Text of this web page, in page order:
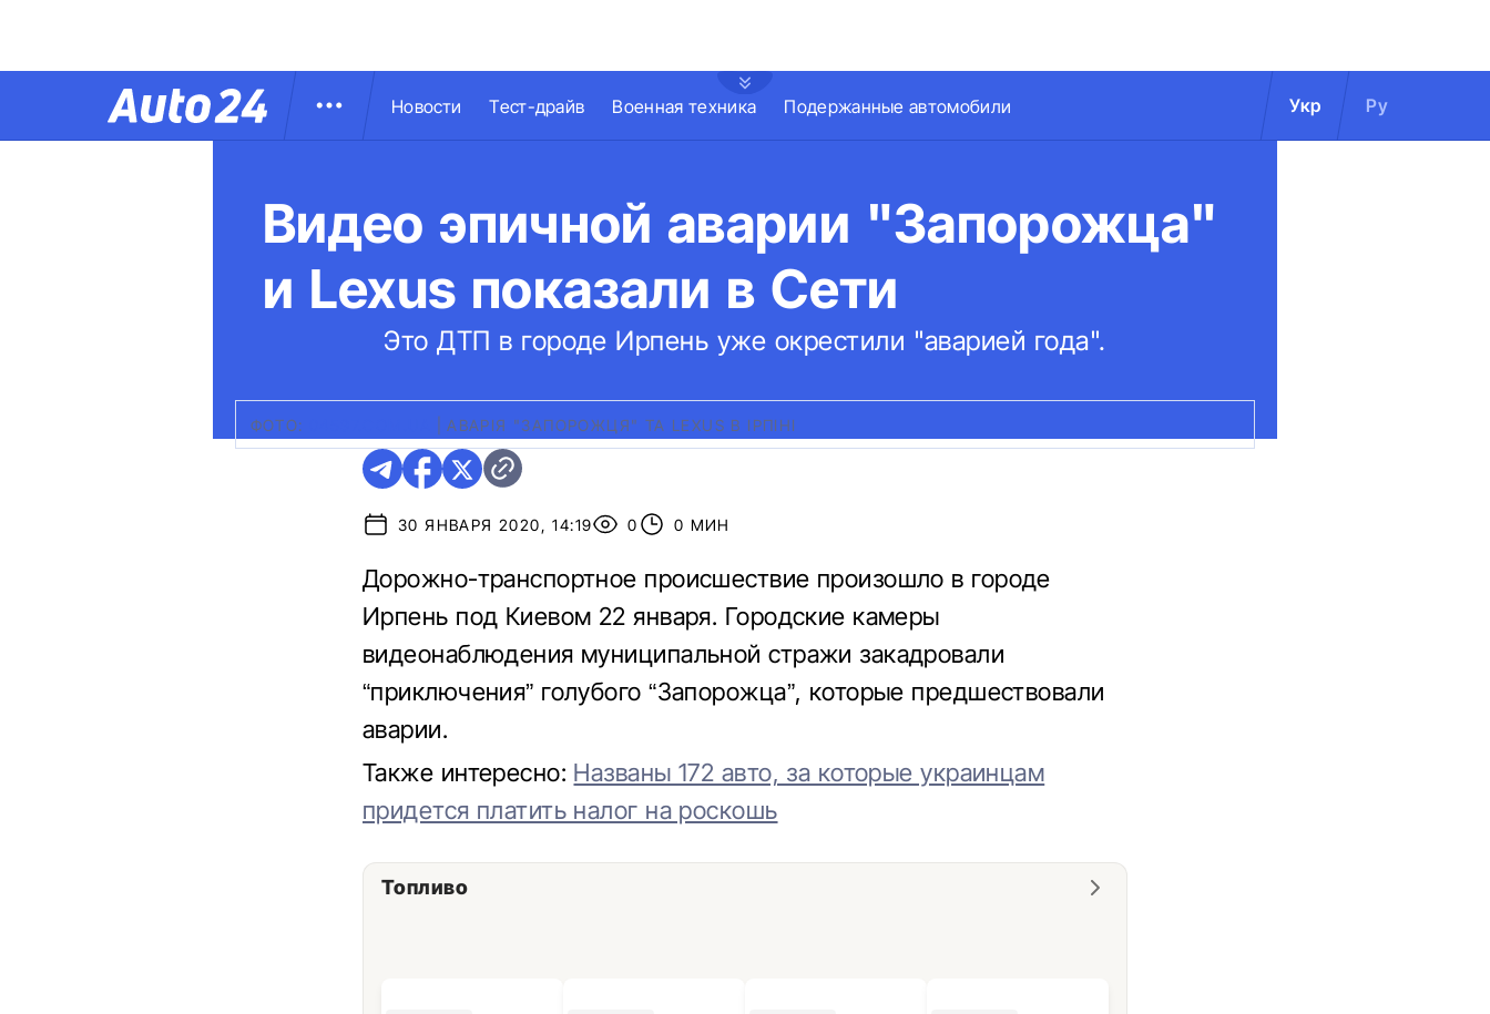
Новости Тест-драйв Военная техника Подержанные автомобили Укр Ру
Видео эпичной аварии "Запорожца"
и Lexus показали в Сети
Это ДТП в городе Ирпень уже окрестили "аварией года".
ФОТО: АВАРІЯ "ЗАПОРОЖЦЯ" ТА LEXUS В ІРПІНІ
30 ЯНВАРЯ 2020, 14:19 0 0 МИН
Дорожно-транспортное происшествие произошло в городе
Ирпень под Киевом 22 января. Городские камеры
видеонаблюдения муниципальной стражи закадровали
“приключения” голубого “Запорожца”, которые предшествовали
аварии.
Также интересно: Названы 172 авто, за которые украинцам
придется платить налог на роскошь
Топливо